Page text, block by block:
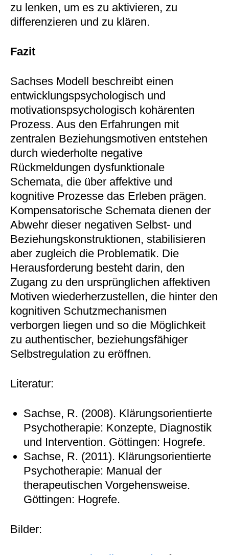
zu lenken, um es zu aktivieren, zu
differenzieren und zu klären.
Fazit
Sachses Modell beschreibt einen
entwicklungspsychologisch und
motivationspsychologisch kohärenten
Prozess. Aus den Erfahrungen mit
zentralen Beziehungsmotiven entstehen
durch wiederholte negative
Rückmeldungen dysfunktionale
Schemata, die über affektive und
kognitive Prozesse das Erleben prägen.
Kompensatorische Schemata dienen der
Abwehr dieser negativen Selbst- und
Beziehungskonstruktionen, stabilisieren
aber zugleich die Problematik. Die
Herausforderung besteht darin, den
Zugang zu den ursprünglichen affektiven
Motiven wiederherzustellen, die hinter den
kognitiven Schutzmechanismen
verborgen liegen und so die Möglichkeit
zu authentischer, beziehungsfähiger
Selbstregulation zu eröffnen.
Literatur:
Sachse, R. (2008). Klärungsorientierte
Psychotherapie: Konzepte, Diagnostik
und Intervention. Göttingen: Hogrefe.
Sachse, R. (2011). Klärungsorientierte
Psychotherapie: Manual der
therapeutischen Vorgehensweise.
Göttingen: Hogrefe.
Bilder: